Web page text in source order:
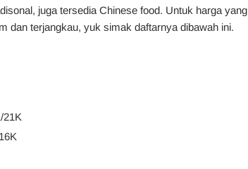
juga tersedia Chinese food. Untuk harga yang
dan terjangkau, yuk simak daftarnya dibawah ini.
21K